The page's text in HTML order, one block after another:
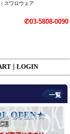
スワロウェア
✆03-5808-0090
LOGIN
一覧